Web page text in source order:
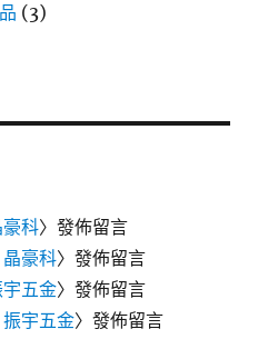
(3)
科〉發佈留言
豪科〉發佈留言
五金〉發佈留言
宇五金〉發佈留言